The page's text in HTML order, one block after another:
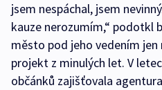
jsem nespáchal, jsem
kauze nerozumím,“ podotkl
město pod jeho vedením jen
projekt z minulých let. V
občánků zajišťovala